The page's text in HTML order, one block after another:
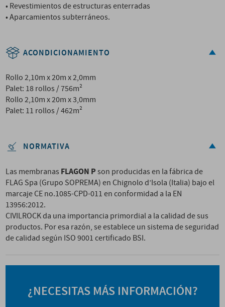
• Revestimientos de estructuras enterradas
• Aparcamientos subterráneos.
ACONDICIONAMIENTO
Rollo 2,10m x 20m x 2,0mm
Palet: 18 rollos / 756m²
Rollo 2,10m x 20m x 3,0mm
Palet: 11 rollos / 462m²
NORMATIVA
Las membranas FLAGON Pson producidas en la fábrica de
FLAG Spa (Grupo SOPREMA) en Chignolo d’Isola (Italia) bajo el
marcaje CE no.1085-CPD-011 en conformidad a la EN
13956:2012.
CIVILROCK da una importancia primordial a la calidad de sus
productos. Por esa razón, se establece un sistema de seguridad
de calidad según ISO 9001 certificado BSI.
¿NECESITAS MÁS INFORMACIÓN?